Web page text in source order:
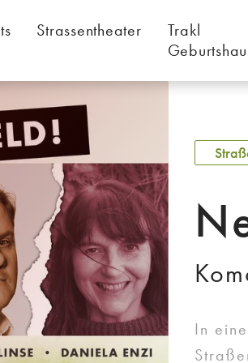
Strassentheater
Trakl
In